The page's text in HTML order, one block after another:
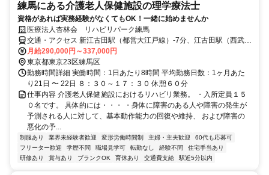
練馬にある介護老人保健施設の理学療法士
資格があれば実務経験がなくてもOK！一緒に始めませんか
医療法人杏林会 リハビリパーク練馬
交通・アクセス 新江古田駅（都営大江戸線）-7分、江古田駅（西武鉄
道）-13分、桜台（東京都）駅（西武鉄道）-14分
月給290,000円～337,000円
東京都東京23区練馬区
勤務時間詳細 実働時間：1日あたり8時間 平均勤務日数：1ヶ月あた
り21日 〜 22日 ８：３０～１７：３０ 休憩６０分
仕事内容 介護老人保健施設におけるリハビリ業務。 ・入所定員１５
０名です。 具体的には・・・ ・身体に障害のある人や障害の発生が
予測される人に対して、基本動作能力の回復や維持、 および障害の
悪化の予...
制服あり 業界未経験者歓迎 変形労働時間制 主婦・主夫歓迎
60代も応募可
フリーター歓迎
学歴不問 職場見学可 転勤なし 経験不問
住宅手当あり
研修あり
賞与あり ブランクOK 育休あり 交通費支給 駅近5分以内